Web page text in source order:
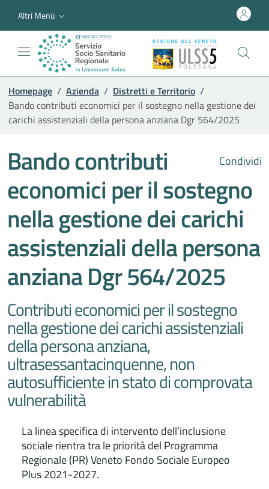
Altri Menù
Homepage / Azienda / Distretti e Territorio /
Bando contributi economici per il sostegno nella gestione dei
carichi assistenziali della persona anziana Dgr 564/2025
Condividi
Bando contributi
economici per il sostegno
nella gestione dei carichi
assistenziali della persona
anziana Dgr 564/2025
Contributi economici per il sostegno
nella gestione dei carichi assistenziali
della persona anziana,
ultrasessantacinquenne, non
autosufficiente in stato di comprovata
vulnerabilità
La linea specifica di intervento dell’inclusione
sociale rientra tra le priorità del Programma
Regionale (PR) Veneto Fondo Sociale Europeo
Plus 2021-2027.